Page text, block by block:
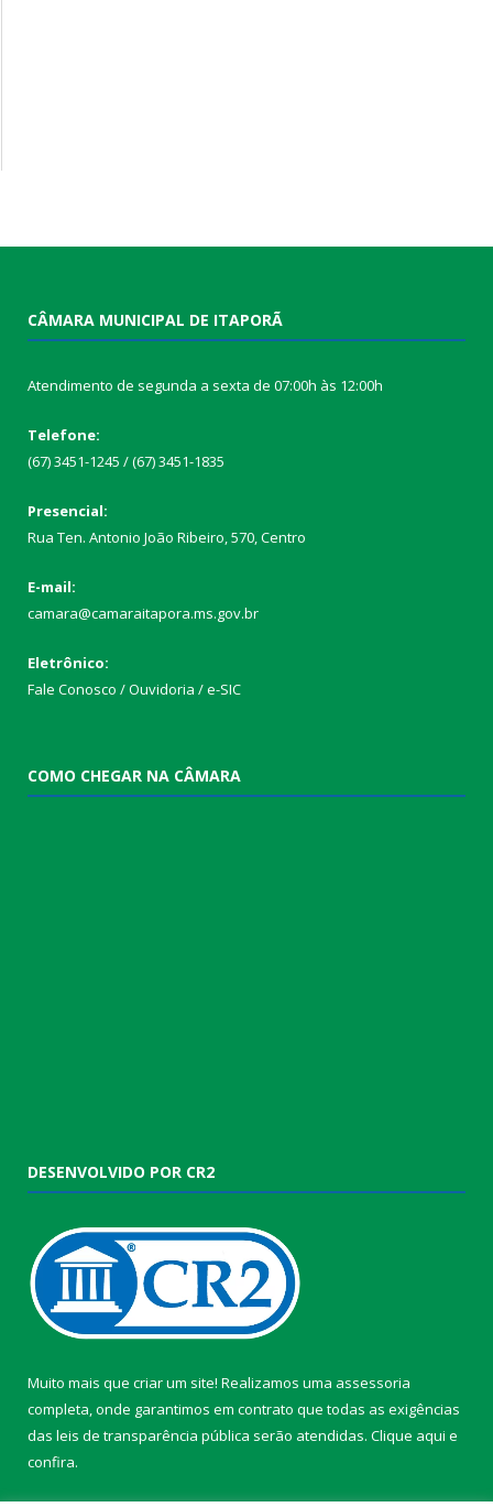
CÂMARA MUNICIPAL DE ITAPORÃ
Atendimento de segunda a sexta de 07:00h às 12:00h
Telefone:
(67) 3451-1245 / (67) 3451-1835
Presencial:
Rua Ten. Antonio João Ribeiro, 570, Centro
E-mail:
camara@camaraitapora.ms.gov.br
Eletrônico:
Fale Conosco / Ouvidoria / e-SIC
COMO CHEGAR NA CÂMARA
DESENVOLVIDO POR CR2
Muito mais que criar um site! Realizamos uma assessoria
completa, onde garantimos em contrato que todas as exigências
das leis de transparência pública serão atendidas. Clique aqui e
confira.